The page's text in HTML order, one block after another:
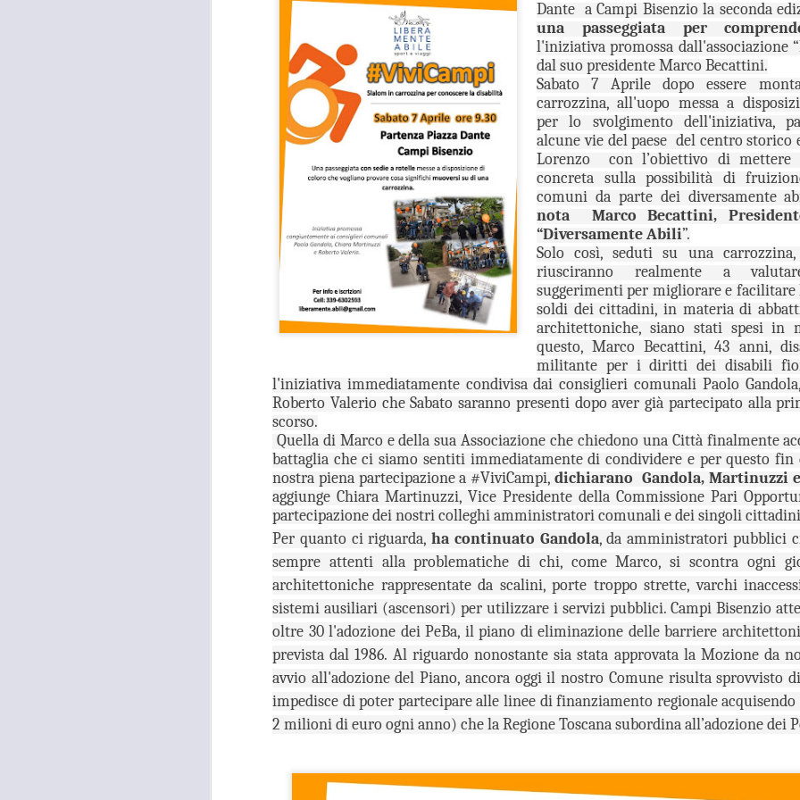
Dante a Campi Bisenzio la seconda
una passeggiata per
l'iniziativa promossa dall'associazione
dal suo presidente Marco Becattini.
Sabato 7 Aprile dopo essere
carrozzina, all'uopo messa a
per lo svolgimento dell'iniziativa,
alcune vie del paese del centro storico
Lorenzo
con l’obiettivo di
concreta sulla possibilità di
comuni da parte dei diversamente
nota
Marco Becattini,
“Diversamente Abili”.
Solo così, seduti su una
riusciranno realmente a
suggerimenti per migliorare e
soldi dei cittadini, in materia di
architettoniche, siano stati spesi in
questo, Marco Becattini, 43 anni,
militante per i diritti dei disabili
l'iniziativa immediatamente condivisa dai consiglieri comunali Paolo
Roberto Valerio che Sabato saranno presenti dopo aver già partecipato alla
scorso.
Quella di Marco e della sua Associazione che chiedono una Città finalmente
battaglia che ci siamo sentiti immediatamente di condividere e per questo fin
nostra piena partecipazione a #ViviCampi,dichiarano Gandola, Martinuzzi
aggiunge Chiara Martinuzzi, Vice Presidente della Commissione Pari
partecipazione dei nostri colleghi amministratori comunali e dei singoli
Per quanto ci riguarda,ha continuato Gandola, da amministratori pubblici
sempre attenti alla problematiche di chi, come Marco, si scontra ogni
architettoniche rappresentate da scalini, porte troppo strette, varchi
sistemi ausiliari (ascensori) per utilizzare i servizi pubblici. Campi Bisenzio
oltre 30 l'adozione dei PeBa, il piano di eliminazione delle barriere
prevista dal 1986. Al riguardo nonostante sia stata approvata la Mozione da
avvio all'adozione del Piano, ancora oggi il nostro Comune risulta sprovvisto
impedisce di poter partecipare alle linee di finanziamento regionale
2 milioni di euro ogni anno) che la Regione Toscana subordina all’adozione dei
“In vista dell’incontro già
la conferenza dei sindaci
(Firenze, Empoli, Prato e
della società della salute
parteciperanno
che rappresentano. Non
ed unica contro lo
assistenziale”.
MOSTRA
TUTANKHAMON,
GANDOLA: “LA
GALLERIA DELLE
CARROZZE È DA
MESI OCCUPATA
SENZA PIÙ ALCUN
TITOLO"
MOSTRA TUTANKHAMON,
GANDOLA: “LA GALLERIA
DELLE CARROZZE È DA MESI
OCCUPATA SENZA PIÙ ALCUN
TITOLO. LA METROCITTÀ
PONGA IN ESSERE TUTTE LE
AZIONI NECESSARIE PER
RIENTRARE IN POSSESSO DEI
“La città Metropolitana di Firenze
Galleria delle Carrozze di Palazzo
Medici Riccardi, oramai da mesi
AUG
MUSEO MANZI,
BENE
L’INSTALLAZIONE
DEI CARTELLI
STRADALI, ADESSO
PERO’ OCCORRE
ACCELLERARE
NELL’AVVIO DEI
LAVORI
MUSEO MANZI, GANDOLA:
MOLTO BENE L’INSTALLAZIONE
DEI CARTELLI STRADALI PER
SEGNALARE IL MUSEO,
ADESSO PERO’ OCCORRE
ACCELLERARE NELL’AVVIO DEI
LAVORI PER LA MESSA IN
SICUREZZA DEI LOCALI
attesa dall’approvazione
all'umanità della mozione da noi
GUARDIA MEDICA,
SI SONO
REGISTRATE A
CAMPI BISENZIO 19
SCOPERTURE DEL
SERVIZIO. GANDOLA:
“UN FATTO
INACCETTABILE”
GUARDIA MEDICA, DA MAGGIO
A LUGLIO SI SONO
REGISTRATE A CAMPI
BISENZIO 19 SCOPERTURE
DEL SERVIZIO. GANDOLA: “UN
FATTO INACCETTABILE”
“Continua l’esodo della guardia
medica a Campi Bisenzio. Anche
Campi Bisenzio si sono svolte
AUG
26
NUOVE AULE UNIVERSITARIE ALL’INTERNO DEL
POLO SCIENTIFICO, GANDOLA: CANTIERE
FERMO. L’AVVIO DEI LAVORI RINVIATO A META’
SETTEMBRE
NUOVE AULE UNIVERSITARIE ALL’INTERNO DEL POLO
SCIENTIFICO, GANDOLA: CANTIERE FERMO. L’AVVIO DEI LAVORI
RINVIATO A META’ SETTEMBRE
“Il protocollo sottoscritto è stato completamente disatteso.
26
OSPITARE L’EUROVISION SONG CONTEST.
GANDOLA: UNA PESSIMA NOTIZIA CHE